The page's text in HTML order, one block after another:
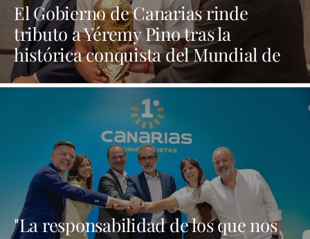
El Gobierno de Canarias rinde
tributo a Yéremy Pino tras la
histórica conquista del Mundial de
Fútbol
"La responsabilidad de los que nos